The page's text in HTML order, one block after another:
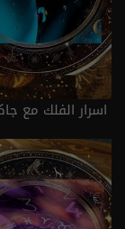
2026